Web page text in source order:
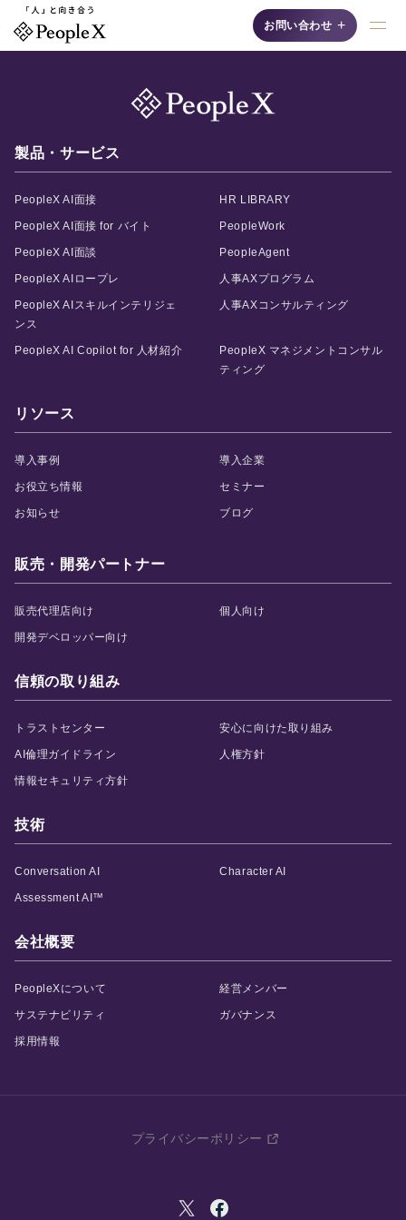
採用支援AIシリーズ
AI面接
自然な対話"で候補者の
魅力を最大限に引き出
活躍支援AIシリーズ
AIロープレ
営業・接客など様々な
時に評価と改善提案も
プレ」です。
"従業員の本音"をAIとの
AIスキルインテリ
AIとの対話を通じて、
個人の能力を多角的・
ルインテリジェンスシ
ステムです。
に評価する
スです。
お問い合わせ +
製品・サービス
PeopleX AI面接 HR LIBRARY
PeopleX AI面接 for バイト PeopleWork
PeopleX AI面談 PeopleAgent
PeopleX AIロープレ 人事AXプログラム
PeopleX AIスキルインテリジェ
ンス
人事AXコンサルティング
PeopleX AI Copilot for 人材紹介
PeopleX マネジメントコンサル
ティング
リソース
導入事例 導入企業
お役立ち情報 セミナー
お知らせ ブログ
販売・開発パートナー
販売代理店向け 個人向け
開発デベロッパー向け
信頼の取り組み
トラストセンター 安心に向けた取り組み
AI倫理ガイドライン 人権方針
情報セキュリティ方針
技術
Conversation AI Character AI
Assessment AI™
会社概要
PeopleXについて 経営メンバー
サステナビリティ ガバナンス
採用情報
プライバシーポリシー